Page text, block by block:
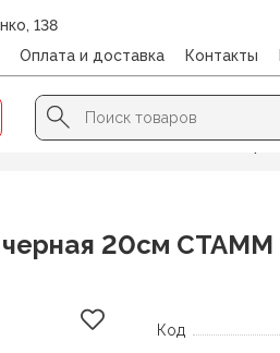
138
Оплата и доставка Контакты
Search
for:
Search Button
/Линейки, наборы
черная 20см СТАММ
Код